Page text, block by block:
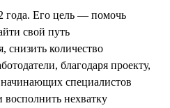
года. Его цель — помочь
свой путь
снизить количество
благодаря проекту,
начинающих специалистов
нехватку